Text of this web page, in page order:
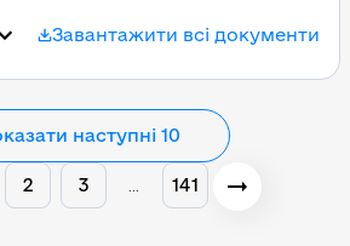
Завантажити всі документи
наступні 10
2 3 141